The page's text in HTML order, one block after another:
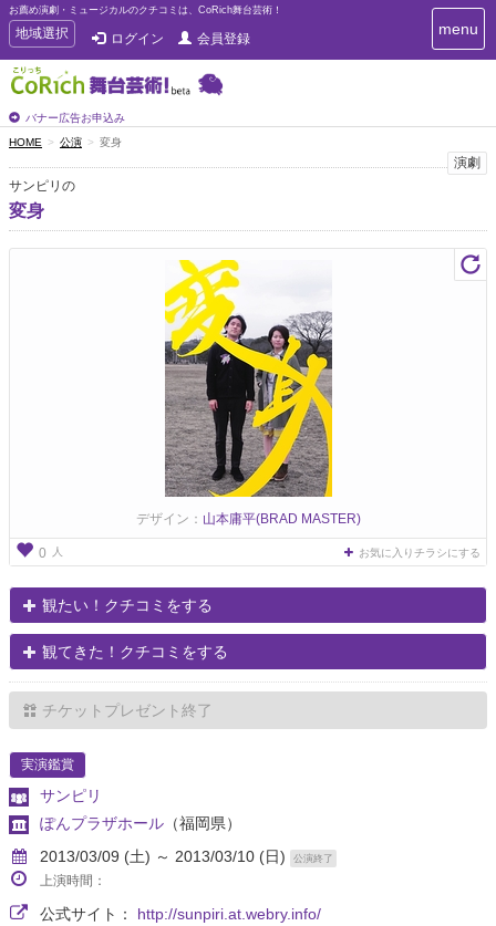
お薦め演劇・ミュージカルのクチコミは、CoRich舞台芸術！
T
o
g
g
e
n
a
v
i
g
地域選択 ログイン 会員登録
バナー広告お申込み
T
o
i
g
menu
HOME 公演 変身
演劇
サンピリの
変身
デザイン： 山本庸平(BRAD MASTER)
0 人 お気に入りチラシにする
観たい！クチコミをする
観てきた！クチコミをする
チケットプレゼント終了
実演鑑賞
サンピリ
ぽんプラザホール （福岡県）
2013/03/09 (土) ～ 2013/03/10 (日)
公演終了
上演時間：
公式サイト： http://sunpiri.at.webry.info/